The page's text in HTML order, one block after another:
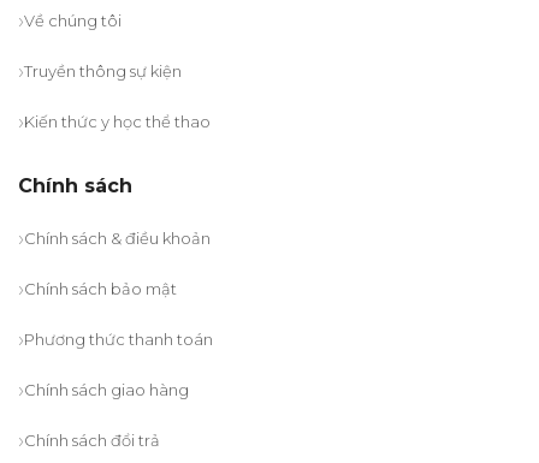
Về chúng tôi
Truyền thông sự kiện
Kiến thức y học thể thao
Chính sách
Chính sách & điều khoản
Chính sách bảo mật
Phương thức thanh toán
Chính sách giao hàng
Chính sách đổi trả